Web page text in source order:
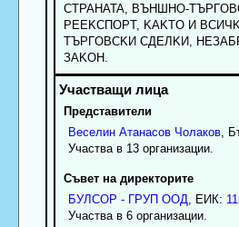
CTPAHATA, BЪHШHO-
PEEKCПOPT, KAKTO И
TЪPГOBCKИ CДEЛKИ,
ЗAKOH.
Представители
Веселин Атанасов Чолаков,
Участва в 13 организации.
Съвет на директорите
БУЛСОР - ГРУП ООД , ЕИК:
Участва в 6 организации.